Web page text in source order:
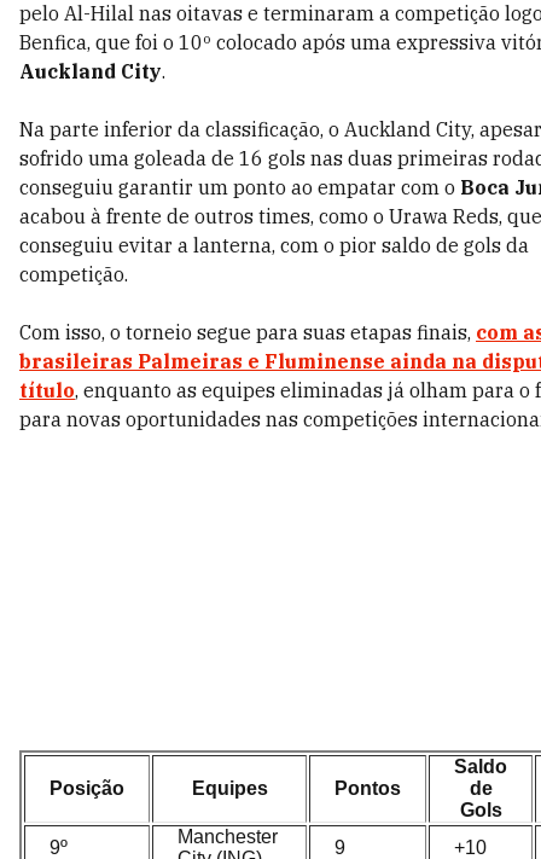
pelo Al-Hilal nas oitavas e terminaram a competição
Benfica, que foi o 10º colocado após uma expressiva
Auckland City.
Na parte inferior da classificação, o Auckland City,
sofrido uma goleada de 16 gols nas duas primeiras
conseguiu garantir um ponto ao empatar com o Boca
acabou à frente de outros times, como o Urawa Reds,
conseguiu evitar a lanterna, com o pior saldo de gols da
competição.
Com isso, o torneio segue para suas etapas finais, com
brasileiras Palmeiras e Fluminense ainda na
título, enquanto as equipes eliminadas já olham para o
para novas oportunidades nas competições
Posição Equipes Pontos
Saldo
de
Gols
9º
Manchester
9 +10